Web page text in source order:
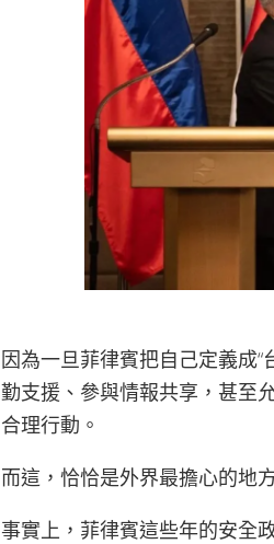
因為一旦菲律賓把自己定義成
勤支援、參與情報共享，甚至
合理行動。
而這，恰恰是外界最擔心的地
事實上，菲律賓這些年的安全